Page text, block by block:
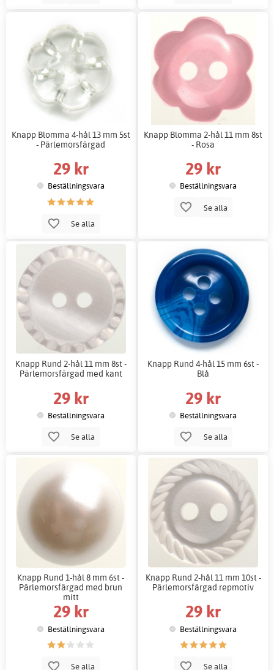
Knapp Blomma 4-hål 13 mm 5st
- Pärlemorsfärgad
29 kr
Beställningsvara
Se alla
Knapp Blomma 2-hål 11 mm 8st
- Rosa
29 kr
Beställningsvara
Se alla
Knapp Rund 2-hål 11 mm 8st -
Pärlemorsfärgad med kant
29 kr
Beställningsvara
Se alla
Knapp Rund 4-hål 15 mm 6st -
Blå
29 kr
Beställningsvara
Se alla
Knapp Rund 1-hål 8 mm 6st -
Pärlemorsfärgad med brun
mitt
29 kr
Beställningsvara
Se alla
Knapp Rund 2-hål 11 mm 10st -
Pärlemorsfärgad repmotiv
29 kr
Beställningsvara
Se alla